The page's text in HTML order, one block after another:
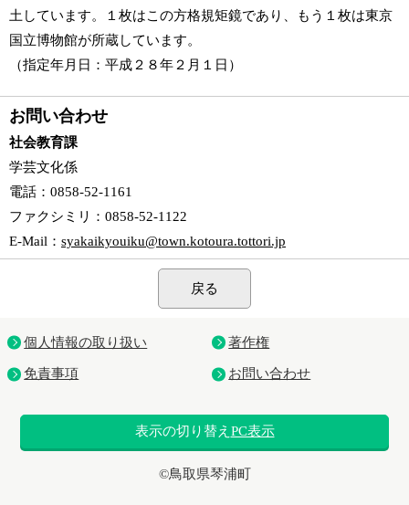
土しています。１枚はこの方格規矩鏡であり、もう１枚は東京
国立博物館が所蔵しています。
（指定年月日：平成２８年２月１日）
お問い合わせ
社会教育課
学芸文化係
電話 ：0858-52-1161
ファクシミリ
：0858-52-1122
E-Mail ： syakaikyouiku@town.kotoura.tottori.jp
戻る
個人情報の取り扱い 著作権
免責事項 お問い合わせ
表示の切り替え PC表示
©鳥取県琴浦町